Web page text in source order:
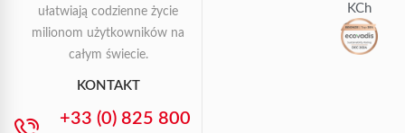
ułatwiają codzienne życie
milionom użytkowników na
całym świecie.
KONTAKT
+33 (0) 825 800
KCh